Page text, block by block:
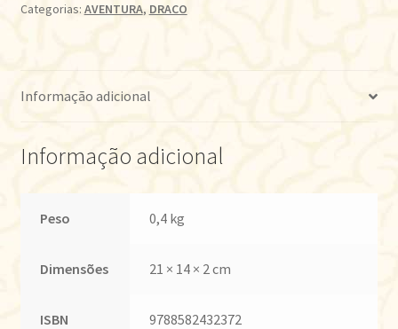
Categorias: AVENTURA, DRACO
Informação adicional
Informação adicional
Peso 0,4 kg
Dimensões 21 × 14 × 2 cm
ISBN 9788582432372